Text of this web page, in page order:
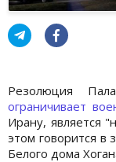
Резолюция
ограничивает
Ирану, является
этом говорится в
Белого дома